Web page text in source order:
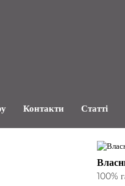
Контакти Статті
100%